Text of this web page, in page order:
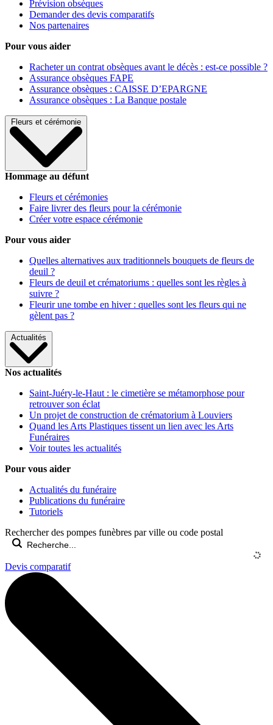
Prévision obsèques
Demander des devis comparatifs
Nos partenaires
Pour vous aider
Racheter un contrat obsèques avant le décès : est-ce possible ?
Assurance obsèques FAPE
Assurance obsèques : CAISSE D’EPARGNE
Assurance obsèques : La Banque postale
Fleurs et cérémonie
Hommage au défunt
Fleurs et cérémonies
Faire livrer des fleurs pour la cérémonie
Créer votre espace cérémonie
Pour vous aider
Quelles alternatives aux traditionnels bouquets de fleurs de
deuil ?
Fleurs de deuil et crématoriums : quelles sont les règles à
suivre ?
Fleurir une tombe en hiver : quelles sont les fleurs qui ne
gèlent pas ?
Actualités
Nos actualités
Saint-Juéry-le-Haut : le cimetière se métamorphose pour
retrouver son éclat
Un projet de construction de crématorium à Louviers
Quand les Arts Plastiques tissent un lien avec les Arts
Funéraires
Voir toutes les actualités
Pour vous aider
Actualités du funéraire
Publications du funéraire
Tutoriels
Rechercher des pompes funèbres par ville ou code postal
Devis comparatif